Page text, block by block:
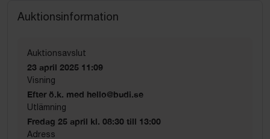
Auktionsinformation
Auktionsavslut
23 april 2025 11:09
Visning
Efter ö.k. med hello@budi.se
Utlämning
Fredag 25 april kl. 08:30 till 13:00
Adress